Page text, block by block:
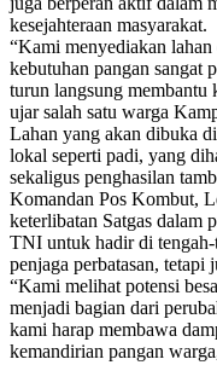
kesejahteraan masyarakat.
“Kami menyediakan lahan
kebutuhan pangan sangat
turun langsung membantu
ujar salah satu warga
Lahan yang akan dibuka
lokal seperti padi, yang
sekaligus penghasilan
Komandan Pos Kombut,
keterlibatan Satgas dalam
TNI untuk hadir di tengah-
penjaga perbatasan, tetapi
“Kami melihat potensi
menjadi bagian dari
kami harap membawa
kemandirian pangan